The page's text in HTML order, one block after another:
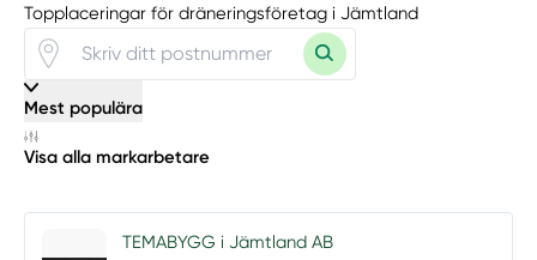
Topplaceringar för dräneringsföretag i Jämtland
Mest populära
Visa alla markarbetare
TEMABYGG i Jämtland AB